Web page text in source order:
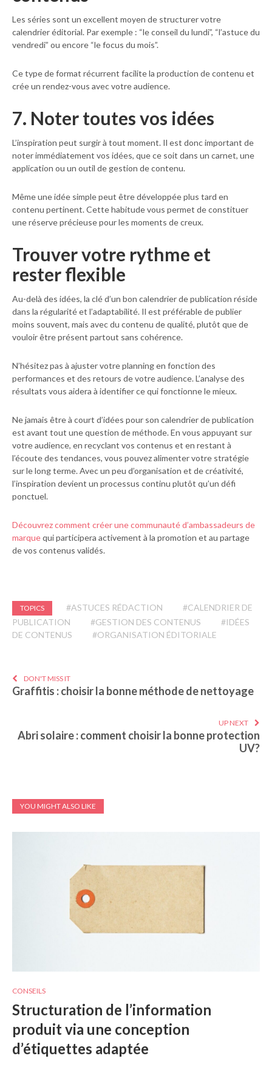
Les séries sont un excellent moyen de structurer votre
calendrier éditorial. Par exemple : “le conseil du lundi”, “l’astuce du
vendredi” ou encore “le focus du mois”.
Ce type de format récurrent facilite la production de contenu et
crée un rendez-vous avec votre audience.
7. Noter toutes vos idées
L’inspiration peut surgir à tout moment. Il est donc important de
noter immédiatement vos idées, que ce soit dans un carnet, une
application ou un outil de gestion de contenu.
Même une idée simple peut être développée plus tard en
contenu pertinent. Cette habitude vous permet de constituer
une réserve précieuse pour les moments de creux.
Trouver votre rythme et
rester flexible
Au-delà des idées, la clé d’un bon calendrier de publication réside
dans la régularité et l’adaptabilité. Il est préférable de publier
moins souvent, mais avec du contenu de qualité, plutôt que de
vouloir être présent partout sans cohérence.
N’hésitez pas à ajuster votre planning en fonction des
performances et des retours de votre audience. L’analyse des
résultats vous aidera à identifier ce qui fonctionne le mieux.
Ne jamais être à court d’idées pour son calendrier de publication
est avant tout une question de méthode. En vous appuyant sur
votre audience, en recyclant vos contenus et en restant à
l’écoute des tendances, vous pouvez alimenter votre stratégie
sur le long terme. Avec un peu d’organisation et de créativité,
l’inspiration devient un processus continu plutôt qu’un défi
ponctuel.
Découvrez comment créer une communauté d’ambassadeurs de
marquequi participera activement à la promotion et au partage
de vos contenus validés.
TOPICS #ASTUCES RÉDACTION
#CALENDRIER DE
PUBLICATION
#GESTION DES CONTENUS
#IDÉES
DE CONTENUS
#ORGANISATION ÉDITORIALE
DON'T MISS IT
Graffitis : choisir la bonne méthode de nettoyage
UP NEXT
Abri solaire : comment choisir la bonne protection
UV?
YOU MIGHT ALSO LIKE
CONSEILS
Structuration de l’information
produit via une conception
d’étiquettes adaptée